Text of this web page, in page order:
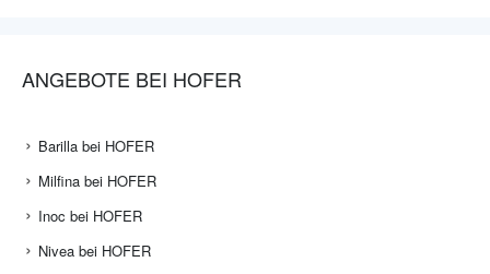
ANGEBOTE BEI HOFER
Barilla bei HOFER
Milfina bei HOFER
Inoc bei HOFER
Nivea bei HOFER